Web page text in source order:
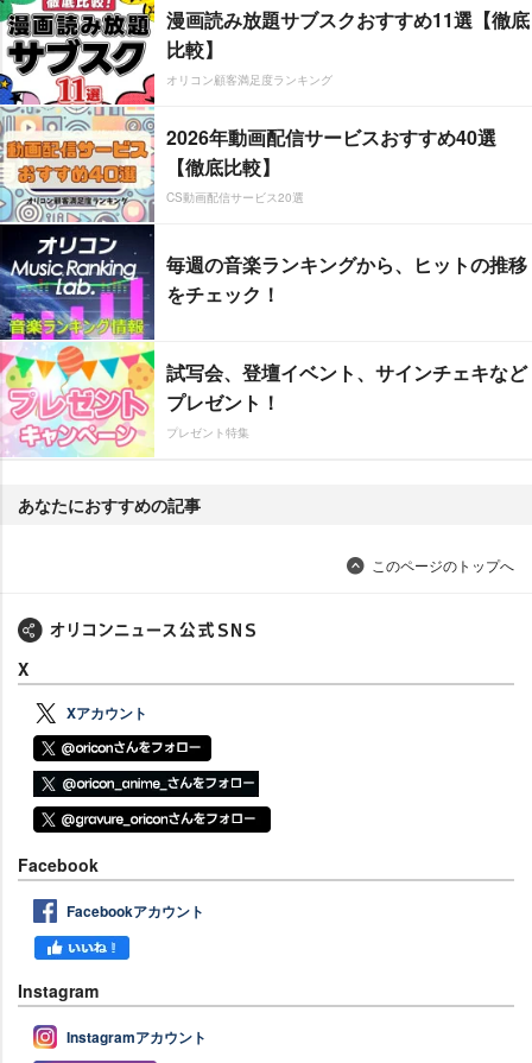
漫画読み放題サブスクおすすめ11選【徹底
比較】
オリコン顧客満足度ランキング
2026年動画配信サービスおすすめ40選
【徹底比較】
CS動画配信サービス20選
毎週の音楽ランキングから、ヒットの推移
をチェック！
試写会、登壇イベント、サインチェキなど
プレゼント！
プレゼント特集
あなたにおすすめの記事
このページのトップへ
X
Xアカウント
Facebook
Facebookアカウント
Instagram
Instagramアカウント